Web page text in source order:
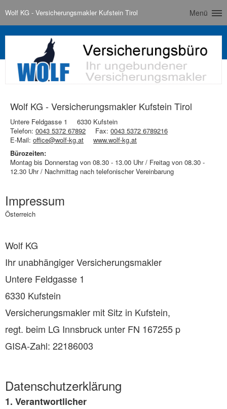
Wolf KG - Versicherungsmakler Kufstein Tirol Menü
Wolf KG - Versicherungsmakler Kufstein Tirol
Untere Feldgasse 1
6330 Kufstein
Telefon: 0043 5372 67892 Fax: 0043 5372 6789216
E-Mail: office@wolf-kg.at
www.wolf-kg.at
Bürozeiten:
Montag bis Donnerstag von 08.30 - 13.00 Uhr / Freitag von 08.30 -
12.30 Uhr / Nachmittag nach telefonischer Vereinbarung
Impressum
Österreich
Wolf KG
Ihr unabhängiger Versicherungsmakler
Untere Feldgasse 1
6330 Kufstein
Versicherungsmakler mit Sitz in Kufstein,
regt. beim LG Innsbruck unter FN 167255 p
GISA-Zahl: 22186003
Datenschutzerklärung
1. Verantwortlicher